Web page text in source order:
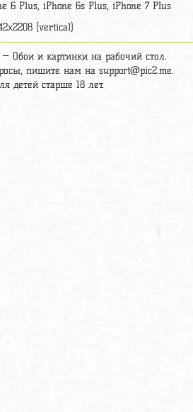
6 Plus, iPhone 6s Plus, iPhone 7 Plus
(vertical)
Обои и картинки на рабочий стол.
пишите нам на support@pic2.me.
детей старше 18 лет.